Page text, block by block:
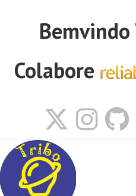
Bemvindo
Colabore